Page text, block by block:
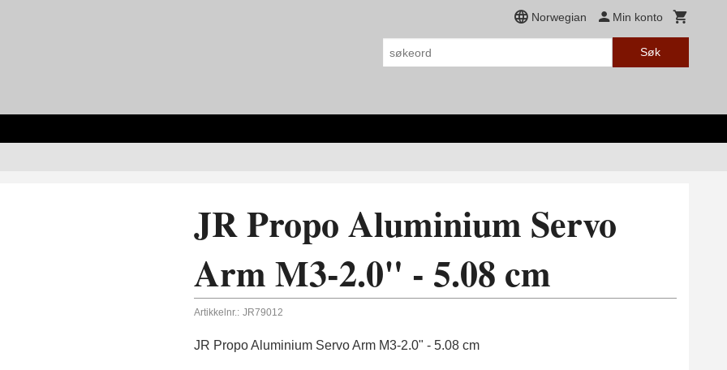
Norwegian Min konto
Søk
JR Propo Aluminium Servo
Arm M3-2.0" - 5.08 cm
Artikkelnr.: JR79012
JR Propo Aluminium Servo Arm M3-2.0" - 5.08 cm